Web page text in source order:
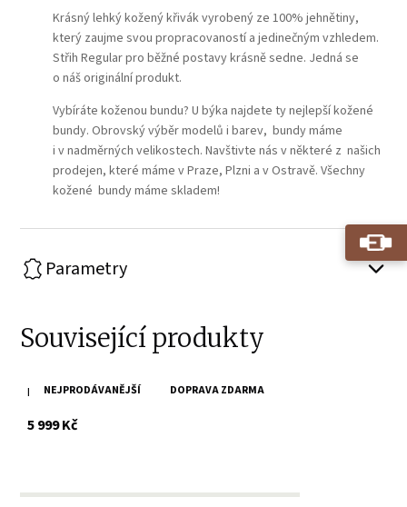
Krásný lehký kožený křivák vyrobený ze 100% jehnětiny,
který zaujme svou propracovaností a jedinečným vzhledem.
Střih Regular pro běžné postavy krásně sedne. Jedná se
o náš originální produkt.
Vybíráte koženou bundu? U býka najdete ty nejlepší kožené
bundy. Obrovský výběr modelů i barev, bundy máme
i v nadměrných velikostech. Navštivte nás v některé z našich
prodejen, které máme v Praze, Plzni a v Ostravě. Všechny
kožené bundy máme skladem!
Parametry
Související produkty
NEJPRODÁVANĚJŠÍ DOPRAVA ZDARMA
Dámský koňakový kožený křivák MWXarah DB
5 999 Kčs DPH